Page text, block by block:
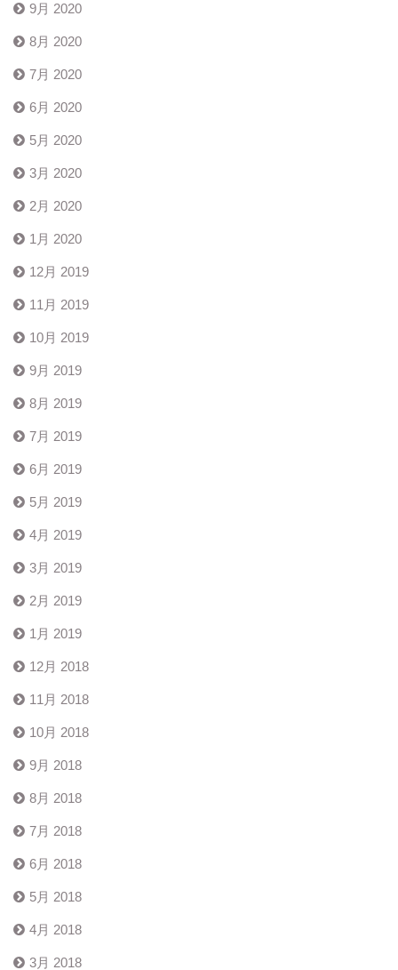
9月 2020
8月 2020
7月 2020
6月 2020
5月 2020
3月 2020
2月 2020
1月 2020
12月 2019
11月 2019
10月 2019
9月 2019
8月 2019
7月 2019
6月 2019
5月 2019
4月 2019
3月 2019
2月 2019
1月 2019
12月 2018
11月 2018
10月 2018
9月 2018
8月 2018
7月 2018
6月 2018
5月 2018
4月 2018
3月 2018